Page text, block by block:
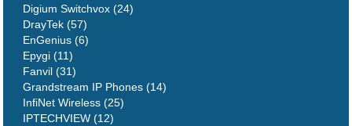
Digium Switchvox (24)
DrayTek (57)
EnGenius (6)
Epygi (11)
Fanvil (31)
Grandstream IP Phones (14)
InfiNet Wireless (25)
IPTECHVIEW (12)